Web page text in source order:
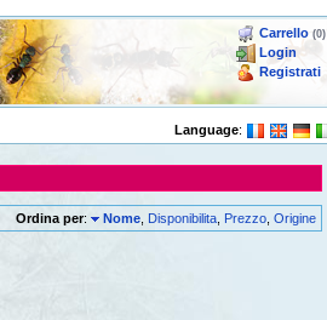
Carrello (0)
Login
Registrati
Language:
Ordina per: Nome Disponibilita Prezzo ,Origine